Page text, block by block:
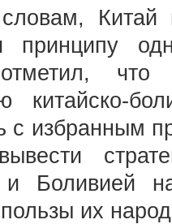
Китай
принципу
что
китайско-
с избранным
и Боливией
их